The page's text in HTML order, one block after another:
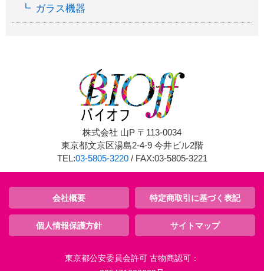
ガラス機器
株式会社 山P 〒113-0034
東京都文京区湯島2-4-9 今井ビル2階
TEL:03-5805-3220/ FAX:03-5805-3221
会社概要 特定商取引に基づく表記
個人情報保護方針 サイトマップ
東京都公安委員会許可 古物商認可：